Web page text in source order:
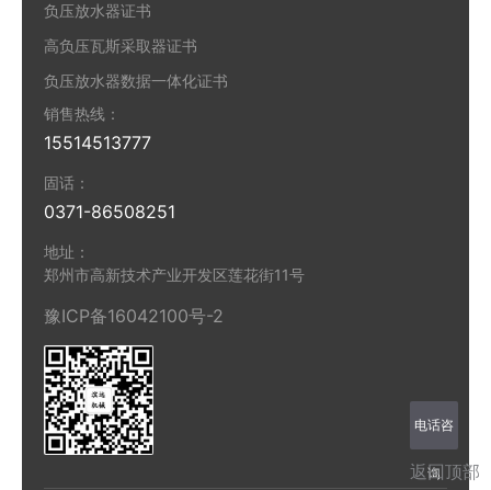
负压放水器证书
高负压瓦斯采取器证书
负压放水器数据一体化证书
销售热线：
15514513777
固话：
0371-86508251
地址：
郑州市高新技术产业开发区莲花街11号
豫ICP备16042100号-2
电话咨
询
返回顶部